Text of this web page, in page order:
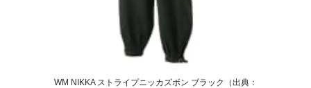
WM NIKKA ストライプニッカズボン ブラック（出典：